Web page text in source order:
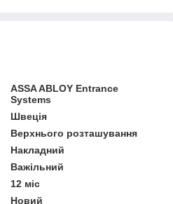
ASSA ABLOY Entrance
Systems
Швеція
Верхнього розташування
Накладний
Важільний
12 міс
Новий